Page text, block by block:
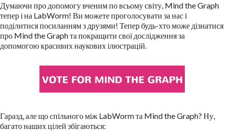
Думаючи про допомогу вченим по всьому світу, Mind the Graph
тепер і на LabWorm! Ви можете проголосувати за нас і
поділитися посиланням з друзями! Тепер будь-хто може дізнатися
про Mind the Graph та покращити свої дослідження за
допомогою красивих наукових ілюстрацій.
Гаразд, але що спільного між LabWorm та Mind the Graph? Ну,
багато наших цілей збігаються: